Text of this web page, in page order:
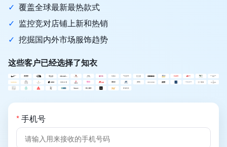
✓ 覆盖全球最新最热款式
✓ 监控竞对店铺上新和热销
✓ 挖掘国内外市场服饰趋势
这些客户已经选择了知衣
*手机号